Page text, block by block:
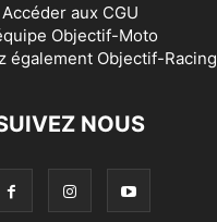
Accéder aux CGU
Objectif-Moto
également Objectif-Racing
NOUS